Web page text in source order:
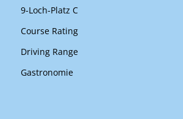
9-Loch-Platz C
Course Rating
Driving Range
Gastronomie